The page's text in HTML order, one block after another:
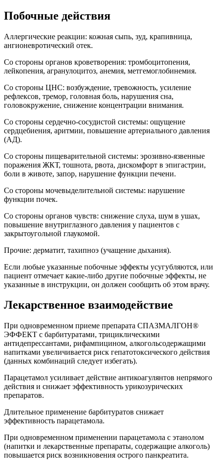
Побочные действия
Аллергические реакции: кожная сыпь, зуд, крапивница,
ангионевротический отек.
Со стороны органов кроветворения: тромбоцитопения,
лейкопения, агранулоцитоз, анемия, метгемоглобинемия.
Со стороны ЦНС: возбуждение, тревожность, усиление
рефлексов, тремор, головная боль, нарушения сна,
головокружение, снижение концентрации внимания.
Со стороны сердечно-сосудистой системы: ощущение
сердцебиения, аритмии, повышение артериального давления
(АД).
Со стороны пищеварительной системы: эрозивно-язвенные
поражения ЖКТ, тошнота, рвота, дискомфорт в эпигастрии,
боли в животе, запор, нарушение функции печени.
Со стороны мочевыделительной системы: нарушение
функции почек.
Со стороны органов чувств: снижение слуха, шум в ушах,
повышение внутриглазного давления у пациентов с
закрытоугольной глаукомой.
Прочие: дерматит, тахипноэ (учащение дыхания).
Если любые указанные побочные эффекты усугубляются, или
пациент отмечает какие-либо другие побочные эффекты, не
указанные в инструкции, он должен сообщить об этом врачу.
Лекарственное взаимодействие
При одновременном приеме препарата СПАЗМАЛГОН®
ЭФФЕКТ с барбитуратами, трициклическими
антидепрессантами, рифампицином, алкогольсодержащими
напитками увеличивается риск гепатотоксического действия
(данных комбинаций следует избегать).
Парацетамол усиливает действие антикоагулянтов непрямого
действия и снижает эффективность урикозурических
препаратов.
Длительное применение барбитуратов снижает
эффективность парацетамола.
При одновременном применении парацетамола с этанолом
(напитки и лекарственные препараты, содержащие алкоголь)
повышается риск возникновения острого панкреатита.